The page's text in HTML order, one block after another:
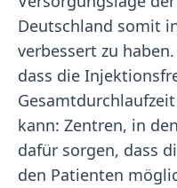
Deutschland somit
verbessert zu
dass die
kann: Zentren, in
dafür sorgen, dass
den Patienten